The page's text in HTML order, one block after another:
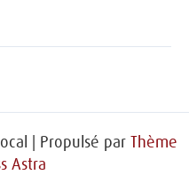
| Propulsé par Thème
Astra